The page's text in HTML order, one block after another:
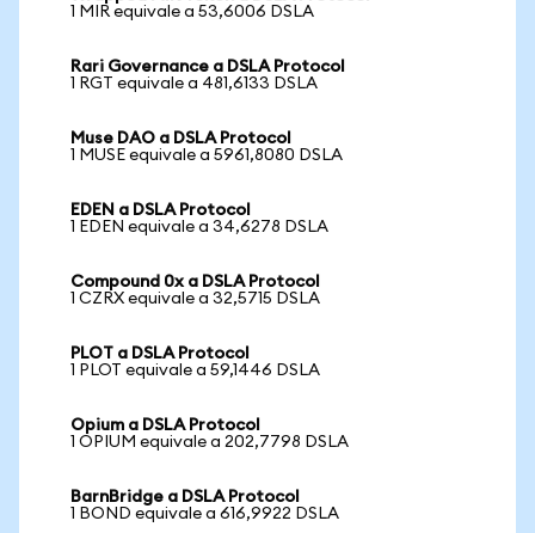
1 MIR equivale a 53,6006 DSLA
Rari Governance a DSLA Protocol
1 RGT equivale a 481,6133 DSLA
Muse DAO a DSLA Protocol
1 MUSE equivale a 5961,8080 DSLA
EDEN a DSLA Protocol
1 EDEN equivale a 34,6278 DSLA
Compound 0x a DSLA Protocol
1 CZRX equivale a 32,5715 DSLA
PLOT a DSLA Protocol
1 PLOT equivale a 59,1446 DSLA
Opium a DSLA Protocol
1 OPIUM equivale a 202,7798 DSLA
BarnBridge a DSLA Protocol
1 BOND equivale a 616,9922 DSLA